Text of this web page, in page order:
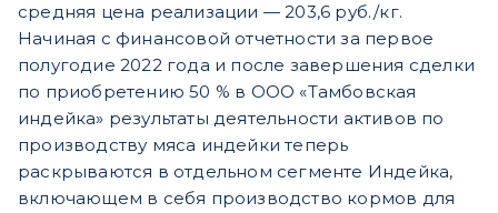
средняя цена реализации — 203,6 руб./кг.
Начиная с финансовой отчетности за первое
полугодие 2022 года и после завершения сделки
по приобретению 50 % в ООО «Тамбовская
индейка» результаты деятельности активов по
производству мяса индейки теперь
раскрываются в отдельном сегменте Индейка,
включающем в себя производство кормов для